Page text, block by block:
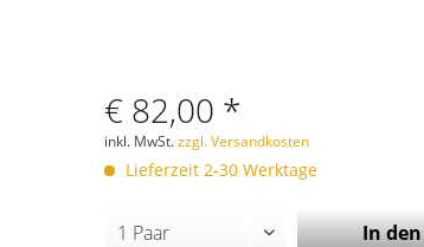
€ 82,00 *
inkl. MwSt.zzgl. Versandkosten
Lieferzeit 2-30 Werktage
In den